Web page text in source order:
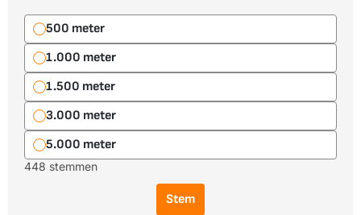
500 meter
1.000 meter
1.500 meter
3.000 meter
5.000 meter
448 stemmen
Stem